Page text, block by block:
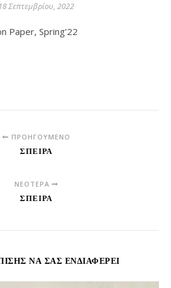
18 Σεπτεμβρίου, 2022
Paper, Spring’22
ΠΡΟΗΓΟΎΜΕΝΟ
ΣΠΕΙΡΑ
ΝΕΌΤΕΡΑ
ΣΠΕΙΡΑ
ΝΑ ΣΑΣ ΕΝΔΙΑΦΈΡΕΙ